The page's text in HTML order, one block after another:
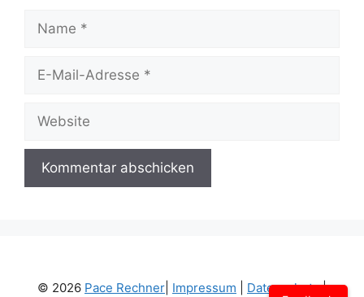
Name
Website
© 2026 Pace Rechner Impressum Datenschutz|